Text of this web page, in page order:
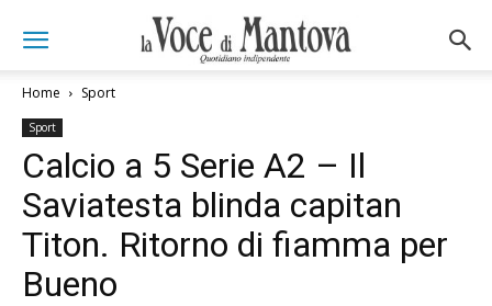
Home Sport
Sport
Calcio a 5 Serie A2 – Il
Saviatesta blinda capitan
Titon. Ritorno di fiamma per
Bueno